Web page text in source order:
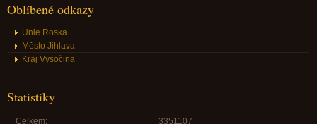
Oblíbené odkazy
Unie Roska
Město Jihlava
Kraj Vysočina
Statistiky
Celkem: 3351107